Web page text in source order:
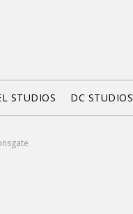
STUDIOS DC STUDIOS